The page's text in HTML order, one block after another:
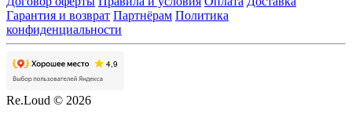
Гарантия и возврат Партнёрам Политика
конфиденциальности
Re.Loud © 2026